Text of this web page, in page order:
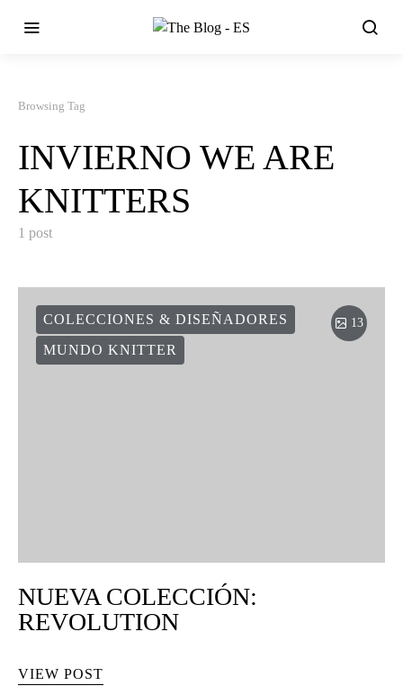
Browsing Tag
INVIERNO WE ARE
KNITTERS
1 post
COLECCIONES & DISEÑADORES
MUNDO KNITTER
13
NUEVA COLECCIÓN:
REVOLUTION
VIEW POST